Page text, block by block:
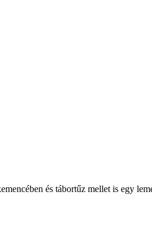
és tábortűz mellet is egy